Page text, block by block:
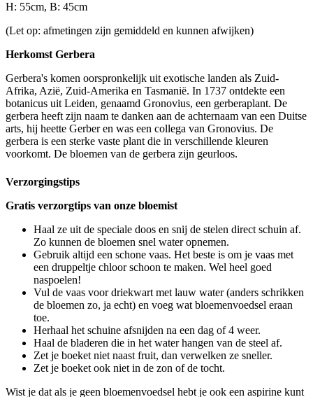
H: 55cm, B: 45cm
(Let op: afmetingen zijn gemiddeld en kunnen afwijken)
Herkomst Gerbera
Gerbera's komen oorspronkelijk uit exotische landen als Zuid-
Afrika, Azië, Zuid-Amerika en Tasmanië. In 1737 ontdekte een
botanicus uit Leiden, genaamd Gronovius, een gerberaplant. De
gerbera heeft zijn naam te danken aan de achternaam van een Duitse
arts, hij heette Gerber en was een collega van Gronovius. De
gerbera is een sterke vaste plant die in verschillende kleuren
voorkomt. De bloemen van de gerbera zijn geurloos.
Verzorgingstips
Gratis verzorgtips van onze bloemist
Haal ze uit de speciale doos en snij de stelen direct schuin af.
Zo kunnen de bloemen snel water opnemen.
Gebruik altijd een schone vaas. Het beste is om je vaas met
een druppeltje chloor schoon te maken. Wel heel goed
naspoelen!
Vul de vaas voor driekwart met lauw water (anders schrikken
de bloemen zo, ja echt) en voeg wat bloemenvoedsel eraan
toe.
Herhaal het schuine afsnijden na een dag of 4 weer.
Haal de bladeren die in het water hangen van de steel af.
Zet je boeket niet naast fruit, dan verwelken ze sneller.
Zet je boeket ook niet in de zon of de tocht.
Wist je dat als je geen bloemenvoedsel hebt je ook een aspirine kunt